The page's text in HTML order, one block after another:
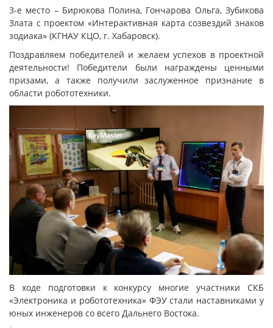
3-е место – Бирюкова Полина, Гончарова Ольга, Зубикова
Злата с проектом «Интерактивная карта созвездий знаков
зодиака» (КГНАУ КЦО, г. Хабаровск).
Поздравляем победителей и желаем успехов в проектной
деятельности! Победители были награждены ценными
призами, а также получили заслуженное признание в
области робототехники.
В ходе подготовки к конкурсу многие участники СКБ
«Электроника и робототехника» ФЭУ стали наставниками у
юных инженеров со всего Дальнего Востока.